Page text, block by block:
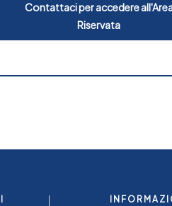
Contattaci per accedere
Riservata